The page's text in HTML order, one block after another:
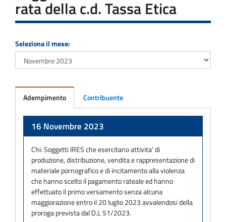
rata della c.d. Tassa Etica
Seleziona il mese:
Adempimento Contribuente
16 Novembre 2023
Chi:Soggetti IRES che esercitano attivita' di
produzione, distribuzione, vendita e rappresentazione di
materiale pornografico e di incitamento alla violenza
che hanno scelto il pagamento rateale ed hanno
effettuato il primo versamento senza alcuna
maggiorazione entro il 20 luglio 2023 avvalendosi della
proroga prevista dal D.L 51/2023.